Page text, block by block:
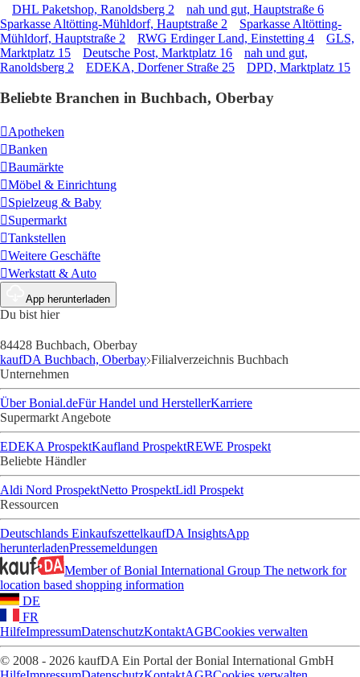
DHL Paketshop, Ranoldsberg 2
nah und gut, Hauptstraße 6
Sparkasse Altötting-Mühldorf, Hauptstraße 2
Sparkasse Altötting-
Mühldorf, Hauptstraße 2
RWG Erdinger Land, Einstetting 4
GLS,
Marktplatz 15
Deutsche Post, Marktplatz 16
nah und gut,
Ranoldsberg 2
EDEKA, Dorfener Straße 25 DPD, Marktplatz 15
Beliebte Branchen in Buchbach, Oberbay
Apotheken
Banken
Baumärkte
Möbel & Einrichtung
Spielzeug & Baby
Supermarkt
Tankstellen
Weitere Geschäfte
Werkstatt & Auto
App herunterladen
Du bist hier
84428 Buchbach, Oberbay
kaufDA Buchbach, Oberbay Filialverzeichnis Buchbach
Unternehmen
Über Bonial.deFür Handel und HerstellerKarriere
Supermarkt Angebote
EDEKA ProspektKaufland ProspektREWE Prospekt
Beliebte Händler
Aldi Nord ProspektNetto ProspektLidl Prospekt
Ressourcen
Deutschlands EinkaufszettelkaufDA InsightsApp
herunterladenPressemeldungen
Member of Bonial International Group The network for
location based shopping information
DE
FR
HilfeImpressumDatenschutzKontaktAGBCookies verwalten
© 2008 - 2026 kaufDA Ein Portal der Bonial International GmbH